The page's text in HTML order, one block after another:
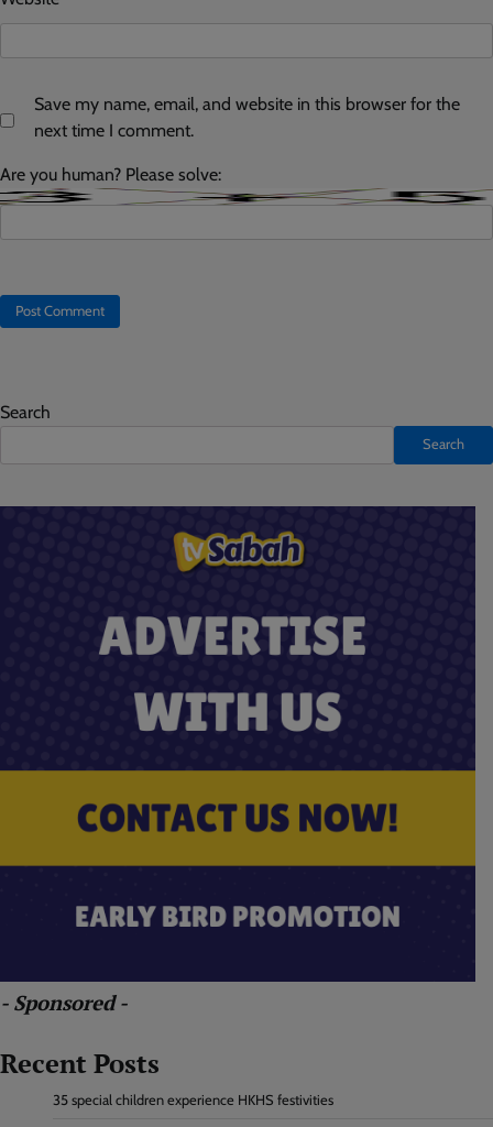
Save my name, email, and website in this browser for the
next time I comment.
Are you human? Please solve:
Search
Search
- Sponsored -
Recent Posts
35 special children experience HKHS festivities